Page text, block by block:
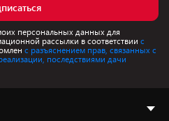
персональных данных для
рассылки в соответствии с
с разъяснением прав, связанных с
последствиями дачи